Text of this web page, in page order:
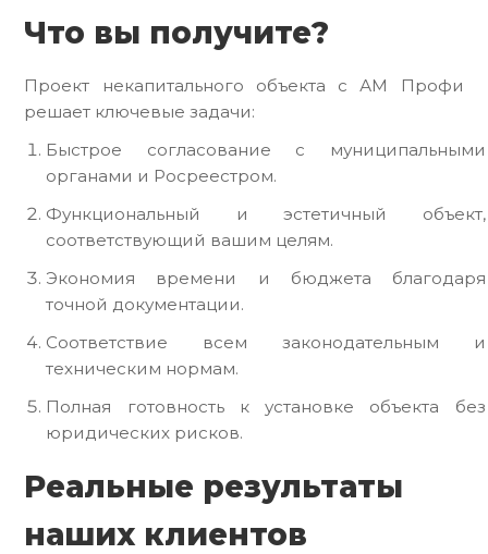
Что вы получите?
Проект некапитального объекта с АМ Профи
решает ключевые задачи:
Быстрое согласование с муниципальными
органами и Росреестром.
Функциональный и эстетичный объект,
соответствующий вашим целям.
Экономия времени и бюджета благодаря
точной документации.
Соответствие всем законодательным и
техническим нормам.
Полная готовность к установке объекта без
юридических рисков.
Реальные результаты
наших клиентов